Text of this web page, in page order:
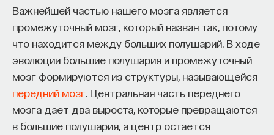
Важнейшей частью нашего мозга является
промежуточный мозг, который назван так, потому
что находится между больших полушарий. В ходе
эволюции большие полушария и промежуточный
мозг формируются из структуры, называющейся
передний мозг . Центральная часть переднего
мозга дает два выроста, которые превращаются
в большие полушария, а центр остается
Максутов
беседует с Ульяной Раведовской
о том,
зачем университет нужен в эпоху ИИ и почему
высшее образование нельзя сводить к быстрой
подготовке под нужды рынка.
Они обсуждают, как университеты выбирают
собственное будущее, почему результаты